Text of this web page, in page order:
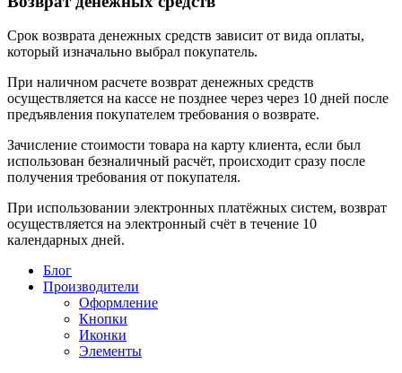
Срок возврата денежных средств зависит от вида оплаты,
который изначально выбрал покупатель.
При наличном расчете возврат денежных средств
осуществляется на кассе не позднее через через 10 дней после
предъявления покупателем требования о возврате.
Зачисление стоимости товара на карту клиента, если был
использован безналичный расчёт, происходит сразу после
получения требования от покупателя.
При использовании электронных платёжных систем, возврат
осуществляется на электронный счёт в течение 10
календарных дней.
Блог
Производители
Оформление
Кнопки
Иконки
Элементы